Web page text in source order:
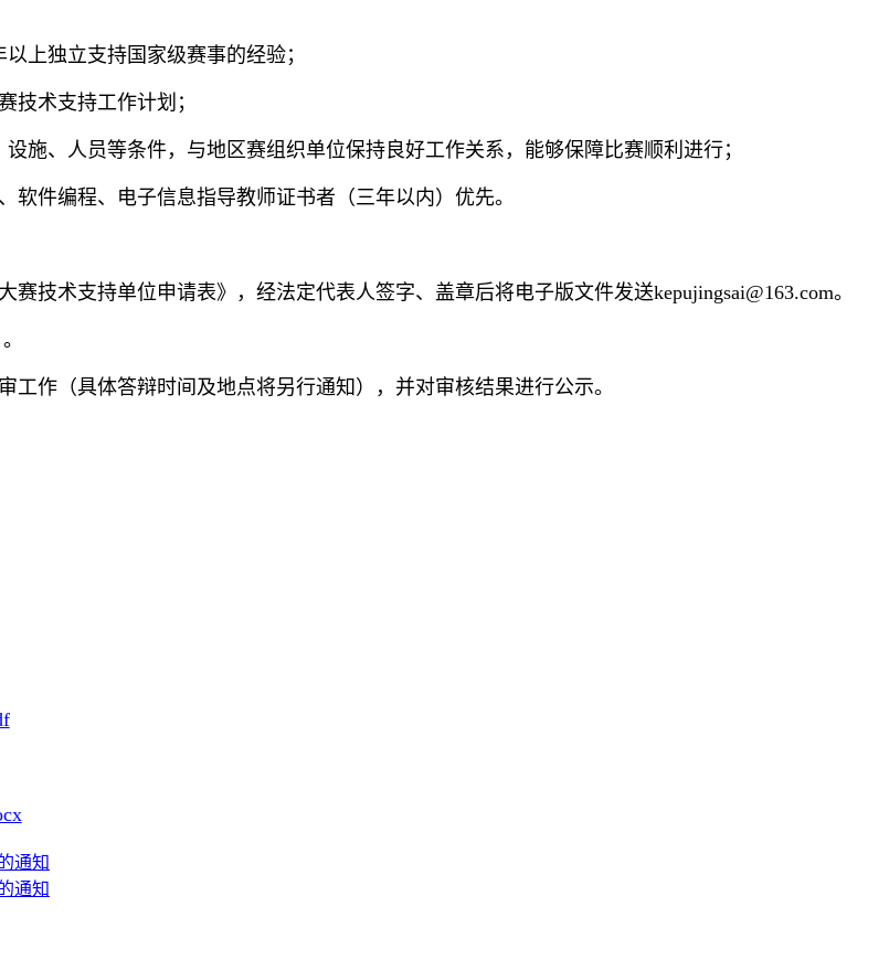
以上独立支持国家级赛事的经验；
技术支持工作计划；
施、人员等条件，与地区赛组织单位保持良好工作关系，能够保障比赛顺利进行；
软件编程、电子信息指导教师证书者（三年以内）优先。
技术支持单位申请表》，经法定代表人签字、盖章后将电子版文件发送kepujingsai@163.com。
工作（具体答辩时间及地点将另行通知），并对审核结果进行公示。
通知
通知